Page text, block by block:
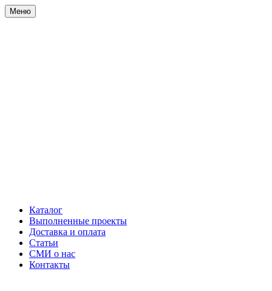
Меню
Каталог
Выполненные проекты
Доставка и оплата
Статьи
СМИ о нас
Контакты